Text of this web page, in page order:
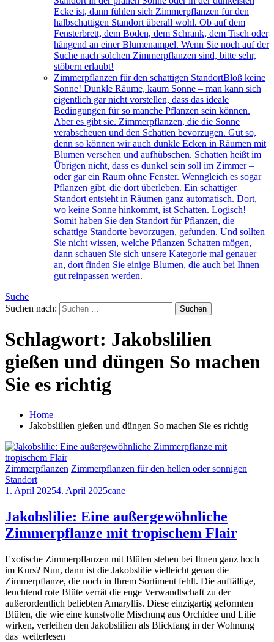
Ecke ist, dann fühlen sich Zimmerpflanzen für den
halbschattigen Standort überall wohl. Ob auf dem
Fensterbrett, dem Boden, dem Schrank, dem Tisch oder
hängend an einer Blumenampel. Wenn Sie noch auf der
Suche nach solchen Zimmerpflanzen sind, bitte sehr,
stöbern erlaubt!
Zimmerpflanzen für den schattigen StandortBloß keine
Sonne! Dunkle Räume, kaum Sonne – man kann sich
eigentlich gar nicht vorstellen, dass das ideale
Bedingungen für so manche Pflanzen sein können.
Aber es gibt sie. Zimmerpflanzen, die die Sonne
verabscheuen und den Schatten bevorzugen. Gut so,
denn so können wir auch dunkle Ecken in Räumen mit
Blumen versehen und aufhübschen. Schatten heißt im
Übrigen nicht, dass es dunkel sein soll im Zimmer –
oder gar ein Raum ohne Fenster. Wenngleich es sogar
Pflanzen gibt, die dort überleben. Ein schattiger
Standort entsteht in Räumen ganz automatisch. Dort,
wo keine Sonne hinkommt, ist Schatten. Logisch!
Somit haben Sie den Standort für Pflanzen, die
schattige Standorte bevorzugen, gefunden. Und sollten
Sie nicht wissen, welche Pflanzen Schatten mögen,
dann schauen Sie sich unsere Kategorie mal genauer
an, dort finden Sie einige Blumen, die auch bei Ihnen
gut reinpassen werden.
Suche
Suchen nach:
Schlagwort: Jakobslilien
gießen und düngen So machen
Sie es richtig
Home
Jakobslilien gießen und düngen So machen Sie es richtig
Zimmerpflanzen Zimmerpflanzen für den hellen oder sonnigen
Standort
1. April 20254. April 2025cane
Jakobslilie: Eine außergewöhnliche
Zimmerpflanze mit tropischem Flair
Exotische Zimmerpflanzen mit Blüten stehen bei Ihnen ganz hoch
im Kurs? Nun, dann ist die Jakobslilie vielleicht genau die
Zimmerpflanze, die noch in Ihrem Sortiment fehlt. Die auffällige,
leuchtend rote Blüte verrät die enge Verwandtschaft zu der
außerordentlich beliebten Amaryllis. Diese einzigartig geformten
Blüten, die wie eine kunstvolle Mischung aus Orchidee und Lilie
wirken, verleihen den Jakobslilien als Blickfang in der Wohnung
das |weiterlesen